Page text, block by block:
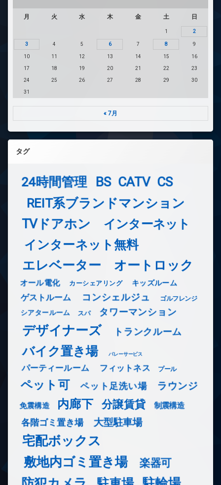
月 火 水 木 金 土 日
1 2
3 4 5 6 7 8 9
10 11 12 13 14 15 16
17 18 19 20 21 22 23
24 25 26 27 28 29 30
31
« 7月
タグ
24時間管理 BS CATV CS
REIT系ブランドマンション
TVドアホン インターネット
インターネット無料
エレベーター オートロック
オール電化 カーシェアリング キッズルーム
ゲストルーム コンシェルジュ ゴルフレンジ
シアタールーム スパ タワーマンション
デザイナーズ トランクルーム
バイク置き場 バレーサービス
パーティールーム フィットネス プール
ペット可 ペット足洗い場 ラウンジ
免震構造 内廊下 分譲賃貸 制震構造
各階ゴミ置き場 大型駐車場
宅配ボックス
敷地内ゴミ置き場
楽器可